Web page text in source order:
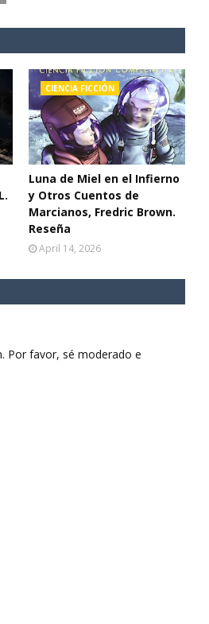
CIENCIA FICCIÓN
Luna de Miel en el Infierno
y Otros Cuentos de
Marcianos, Fredric Brown.
Reseña
April 14, 2026
Por favor, sé moderado e